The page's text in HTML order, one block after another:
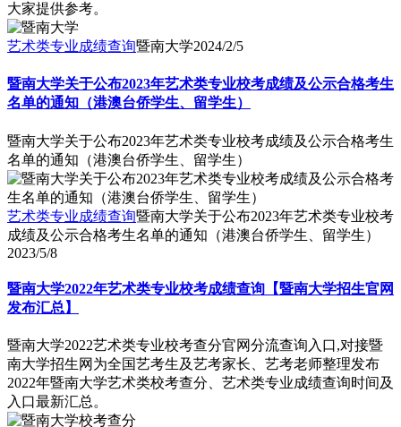
大家提供参考。
艺术类专业成绩查询暨南大学2024/2/5
暨南大学关于公布2023年艺术类专业校考成绩及公示合格考生
名单的通知（港澳台侨学生、留学生）
暨南大学关于公布2023年艺术类专业校考成绩及公示合格考生
名单的通知（港澳台侨学生、留学生）
艺术类专业成绩查询暨南大学关于公布2023年艺术类专业校考
成绩及公示合格考生名单的通知（港澳台侨学生、留学生）
2023/5/8
暨南大学2022年艺术类专业校考成绩查询【暨南大学招生官网
发布汇总】
暨南大学2022艺术类专业校考查分官网分流查询入口,对接暨
南大学招生网为全国艺考生及艺考家长、艺考老师整理发布
2022年暨南大学艺术类校考查分、艺术类专业成绩查询时间及
入口最新汇总。